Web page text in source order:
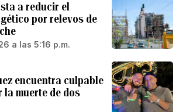
a reducir el
por relevos de
a las 5:16 p.m.
encuentra culpable
muerte de dos